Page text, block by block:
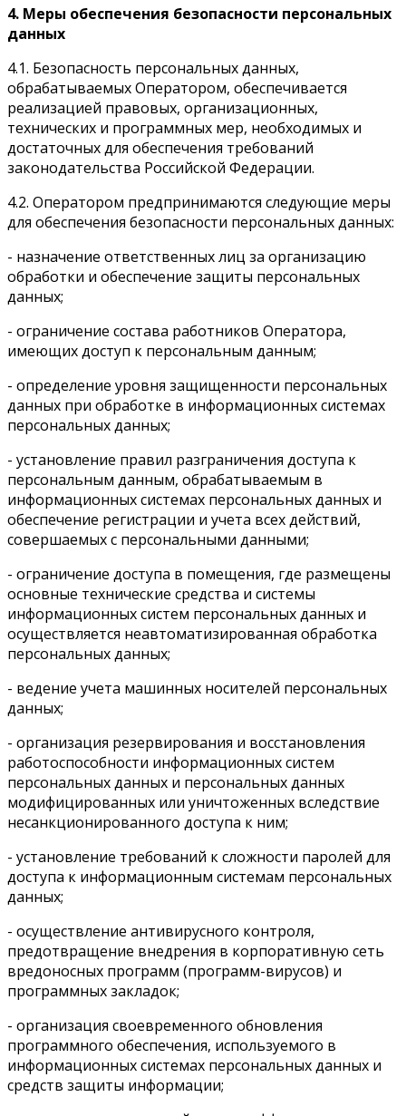
4. Меры обеспечения безопасности персональных
данных
4.1. Безопасность персональных данных,
обрабатываемых Оператором, обеспечивается
реализацией правовых, организационных,
технических и программных мер, необходимых и
достаточных для обеспечения требований
законодательства Российской Федерации.
4.2. Оператором предпринимаются следующие меры
для обеспечения безопасности персональных данных:
- назначение ответственных лиц за организацию
обработки и обеспечение защиты персональных
данных;
- ограничение состава работников Оператора,
имеющих доступ к персональным данным;
- определение уровня защищенности персональных
данных при обработке в информационных системах
персональных данных;
- установление правил разграничения доступа к
персональным данным, обрабатываемым в
информационных системах персональных данных и
обеспечение регистрации и учета всех действий,
совершаемых с персональными данными;
- ограничение доступа в помещения, где размещены
основные технические средства и системы
информационных систем персональных данных и
осуществляется неавтоматизированная обработка
персональных данных;
- ведение учета машинных носителей персональных
данных;
- организация резервирования и восстановления
работоспособности информационных систем
персональных данных и персональных данных
модифицированных или уничтоженных вследствие
несанкционированного доступа к ним;
- установление требований к сложности паролей для
доступа к информационным системам персональных
данных;
- осуществление антивирусного контроля,
предотвращение внедрения в корпоративную сеть
вредоносных программ (программ-вирусов) и
программных закладок;
- организация своевременного обновления
программного обеспечения, используемого в
информационных системах персональных данных и
средств защиты информации;